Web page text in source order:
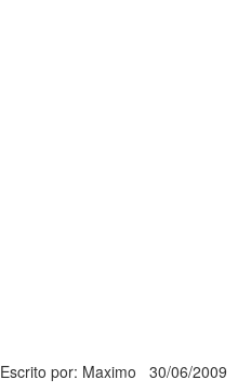
Escrito por: Maximo 30/06/2009